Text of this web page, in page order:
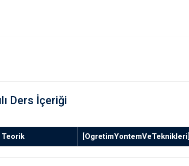
Ders İçeriği
Teorik [OgretimYontemVeTeknikleri]